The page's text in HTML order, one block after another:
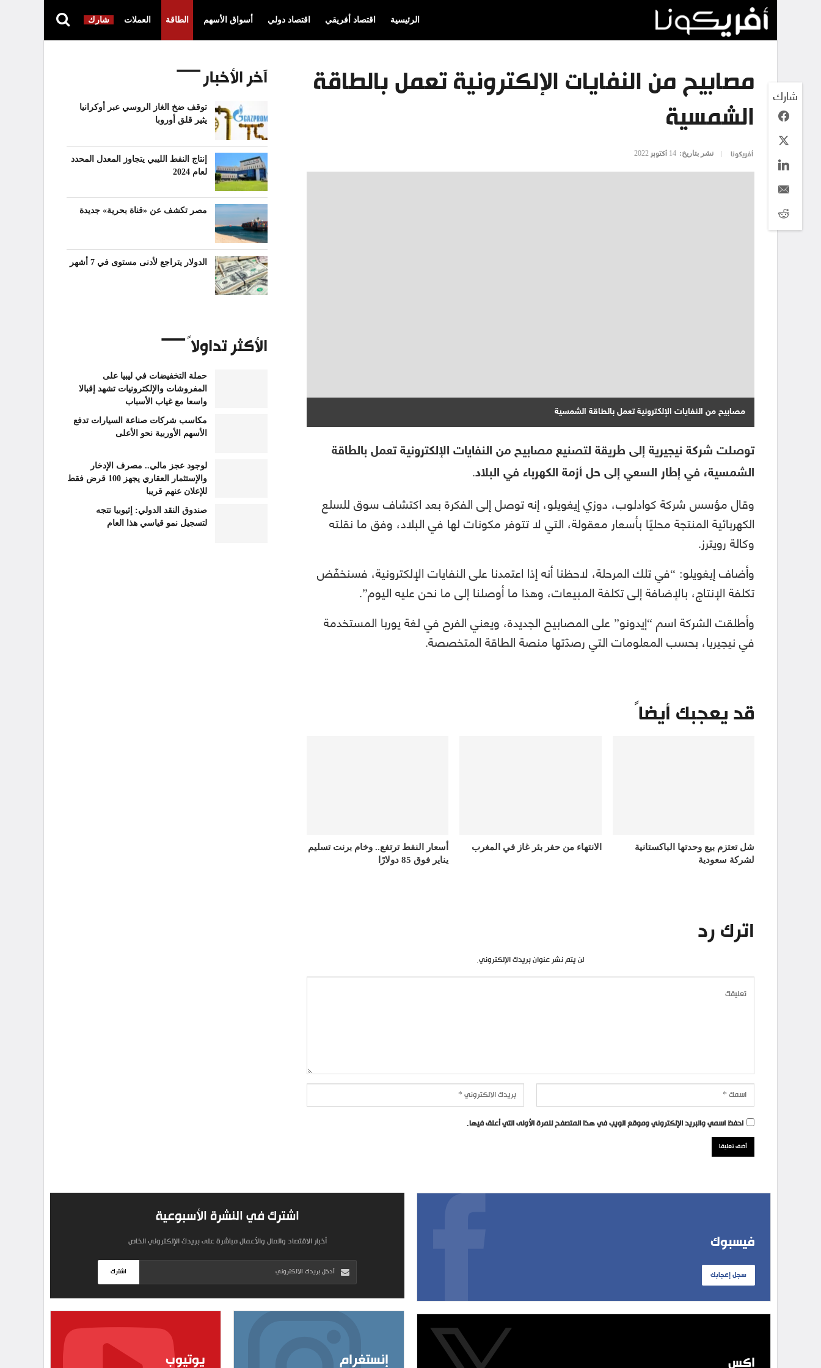
الرئيسية اقتصاد أفريقي اقتصاد دولي أسواق الأسهم الطاقة العملات شارك
مصابيح من النفايات الإلكترونية تعمل بالطاقة
الشمسية
أفريكونا نشر بتاريخ: 14 أكتوبر 2022
مصابيح من النفايات الإلكترونية تعمل بالطاقة الشمسية
شارك
توصلت شركة نيجيرية إلى طريقة لتصنيع مصابيح من النفايات الإلكترونية تعمل بالطاقة
الشمسية، في إطار السعي إلى حل أزمة الكهرباء في البلاد.
وقال مؤسس شركة كوادلوب، دوزي إيغويلو، إنه توصل إلى الفكرة بعد اكتشاف سوق للسلع
الكهربائية المنتجة محليًا بأسعار معقولة، التي لا تتوفر مكونات لها في البلاد، وفق ما نقلته
وكالة رويترز.
وأضاف إيغويلو: “في تلك المرحلة، لاحظنا أنه إذا اعتمدنا على النفايات الإلكترونية، فسنخفّض
تكلفة الإنتاج، بالإضافة إلى تكلفة المبيعات، وهذا ما أوصلنا إلى ما نحن عليه اليوم”.
وأطلقت الشركة اسم “إيدونو” على المصابيح الجديدة، ويعني الفرح في لغة يوربا المستخدمة
في نيجيريا، بحسب المعلومات التي رصدّتها منصة الطاقة المتخصصة.
قد يعجبك أيضاً
شل تعتزم بيع وحدتها الباكستانية
لشركة سعودية
الانتهاء من حفر بئر غاز في المغرب
أسعار النفط ترتفع.. وخام برنت تسليم
يناير فوق 85 دولارًا
اترك رد
لن يتم نشر عنوان بريدك الإلكتروني.
احفظ اسمي والبريد الإلكتروني وموقع الويب في هذا المتصفح للمرة الأولى التي أعلق فيها.
آخر الأخبار
توقف ضخ الغاز الروسي عبر أوكرانيا
يثير قلق أوروبا
إنتاج النفط الليبي يتجاوز المعدل المحدد
لعام 2024
مصر تكشف عن «قناة بحرية» جديدة
الدولار يتراجع لأدنى مستوى في 7 أشهر
الأكثر تداولاً
حملة التخفيضات في ليبيا على
المفروشات والإلكترونيات تشهد إقبالا
واسعا مع غياب الأسباب
مكاسب شركات صناعة السيارات تدفع
الأسهم الأوربية نحو الأعلى
لوجود عجز مالي.. مصرف الإدخار
والإستثمار العقاري يجهز 100 قرض فقط
للإعلان عنهم قريبا
صندوق النقد الدولي: إثيوبيا تتجه
لتسجيل نمو قياسي هذا العام
فيسبوك
سجل إعجابك
اشترك في النشرة الأسبوعية
أخبار الاقتصاد والمال والأعمال مباشرة على بريدك الإلكتروني الخاص
اشترك
إنستغرام يوتيوب